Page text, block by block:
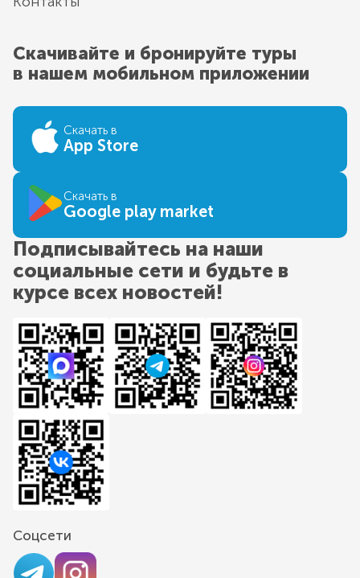
Скачивайте и бронируйте туры
в нашем мобильном приложении
Скачать в
App Store
Скачать в
Google play market
Подписывайтесь на наши
социальные сети и будьте в
курсе всех новостей!
Соцсети